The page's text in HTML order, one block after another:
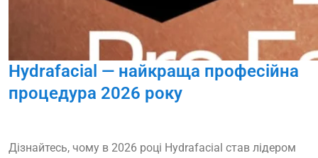
Hydrafacial — найкраща професійна
процедура 2026 року
Дізнайтесь, чому в 2026 році Hydrafacial став лідером